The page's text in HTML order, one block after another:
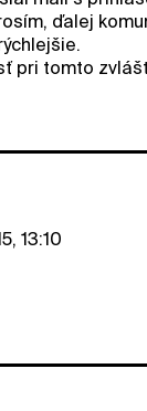
ďalej
pri tomto
13:10